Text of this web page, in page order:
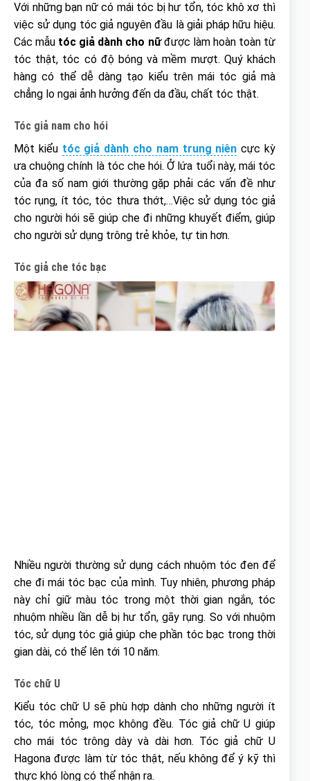
Với những bạn nữ có mái tóc bị hư tổn, tóc khô xơ thì
việc sử dụng tóc giả nguyên đầu là giải pháp hữu hiệu.
Các mẫu tóc giả dành cho nữđược làm hoàn toàn từ
tóc thật, tóc có độ bóng và mềm mượt. Quý khách
hàng có thể dễ dàng tạo kiểu trên mái tóc giả mà
chẳng lo ngại ảnh hưởng đến da đầu, chất tóc thật.
Tóc giả nam cho hói
Một kiểu tóc giả dành cho nam trung niên cực kỳ
ưa chuộng chính là tóc che hói. Ở lứa tuổi này, mái tóc
của đa số nam giới thường gặp phải các vấn đề như
tóc rụng, ít tóc, tóc thưa thớt,…Việc sử dụng tóc giả
cho người hói sẽ giúp che đi những khuyết điểm, giúp
cho người sử dụng trông trẻ khỏe, tự tin hơn.
Tóc giả che tóc bạc
Nhiều người thường sử dụng cách nhuộm tóc đen để
che đi mái tóc bạc của mình. Tuy nhiên, phương pháp
này chỉ giữ màu tóc trong một thời gian ngắn, tóc
nhuộm nhiều lần dễ bị hư tổn, gãy rụng. So với nhuộm
tóc, sử dụng tóc giả giúp che phần tóc bạc trong thời
gian dài, có thể lên tới 10 năm.
Tóc chữ U
Kiểu tóc chữ U sẽ phù hợp dành cho những người ít
tóc, tóc mỏng, mọc không đều. Tóc giả chữ U giúp
cho mái tóc trông dày và dài hơn. Tóc giả chữ U
Hagona được làm từ tóc thật, nếu không để ý kỹ thì
thực khó lòng có thể nhận ra.